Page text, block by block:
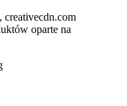
oparte na